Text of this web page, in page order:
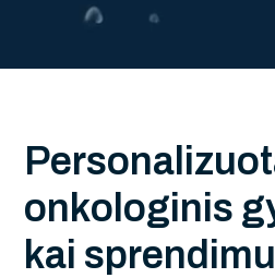
Persona izuot
on ko oginis g
kai sprend imu